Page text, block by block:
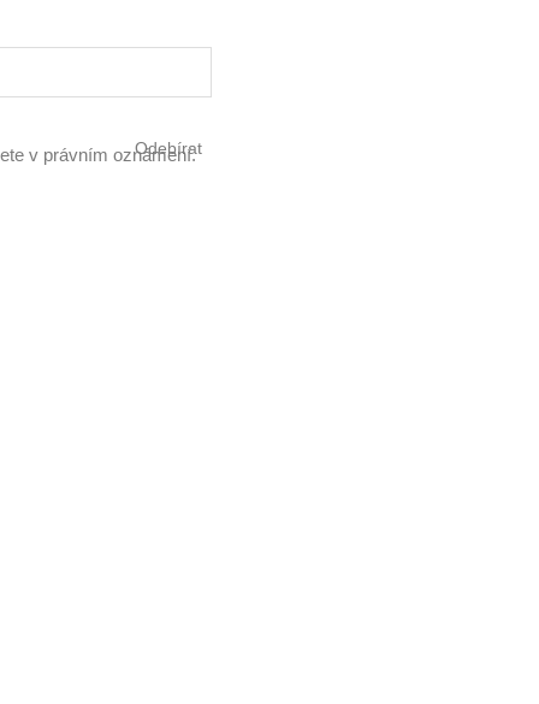
Odebírat
v právním oznámení.